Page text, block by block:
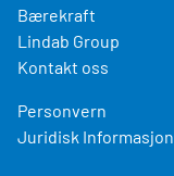
Bærekraft
Lindab Group
Kontakt oss
Personvern
Juridisk Informasjon